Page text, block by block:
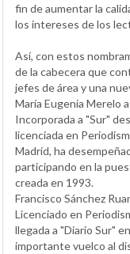
fin de aumentar la
los intereses de los
Así, con estos
de la cabecera que
jefes de área y una
María Eugenia Merelo
Incorporada a "Sur"
licenciada en
Madrid, ha
participando en la
creada en 1993.
Francisco Sánchez
Licenciado en
llegada a "Diario Sur"
importante vuelco al